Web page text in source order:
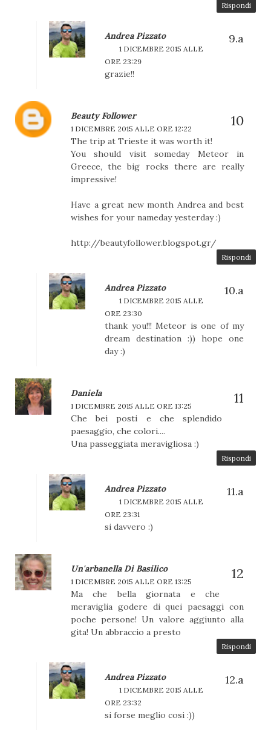
Rispondi
Andrea Pizzato
1 DICEMBRE 2015 ALLE
ORE 23:29
grazie!!
Beauty Follower
1 DICEMBRE 2015 ALLE ORE 12:22
The trip at Trieste it was worth it!
You should visit someday Meteor in
Greece, the big rocks there are really
impressive!
Have a great new month Andrea and best
wishes for your nameday yesterday :)
http://beautyfollower.blogspot.gr/
Rispondi
Andrea Pizzato
1 DICEMBRE 2015 ALLE
ORE 23:30
thank you!!! Meteor is one of my
dream destination :)) hope one
day :)
Daniela
1 DICEMBRE 2015 ALLE ORE 13:25
Che bei posti e che splendido
paesaggio, che colori....
Una passeggiata meravigliosa :)
Rispondi
Andrea Pizzato
1 DICEMBRE 2015 ALLE
ORE 23:31
si davvero :)
Un'arbanella Di Basilico
1 DICEMBRE 2015 ALLE ORE 13:25
Ma che bella giornata e che
meraviglia godere di quei paesaggi con
poche persone! Un valore aggiunto alla
gita! Un abbraccio a presto
Rispondi
Andrea Pizzato
1 DICEMBRE 2015 ALLE
ORE 23:32
si forse meglio cosi :))